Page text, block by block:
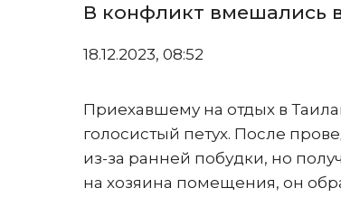
В конфликт вмешались
18.12.2023, 08:52
Приехавшему на отдых в
голосистый петух. После
из-за ранней побудки, но
на хозяина помещения, он